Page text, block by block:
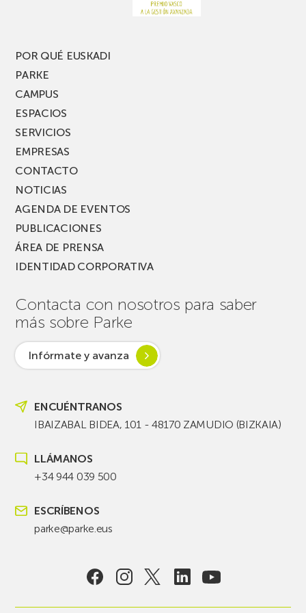
PARKEA
MUSIK
POR QUÉ EUSKADI
PARKE
CAMPUS
ESPACIOS
SERVICIOS
EMPRESAS
CONTACTO
NOTICIAS
AGENDA DE EVENTOS
PUBLICACIONES
ÁREA DE PRENSA
IDENTIDAD CORPORATIVA
Contacta con nosotros para saber
más sobre Parke
Infórmate y avanza
ENCUÉNTRANOS
IBAIZABAL BIDEA, 101 - 48170 ZAMUDIO (BIZKAIA)
LLÁMANOS
+34 944 039 500
ESCRÍBENOS
parke@parke.eus